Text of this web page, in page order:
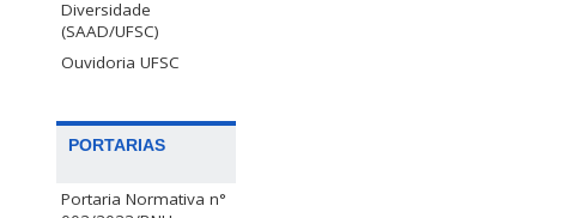
Diversidade
(SAAD/UFSC)
Ouvidoria UFSC
PORTARIAS
Portaria Normativa n°